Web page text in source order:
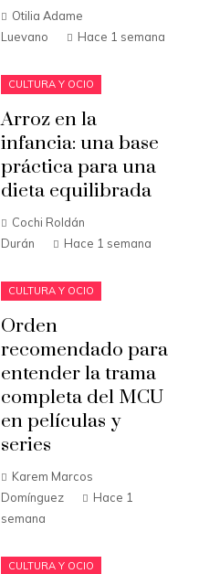
Otilia Adame
Luevano
Hace 1 semana
CULTURA Y OCIO
Arroz en la
infancia: una base
práctica para una
dieta equilibrada
Cochi Roldán
Durán
Hace 1 semana
CULTURA Y OCIO
Orden
recomendado para
entender la trama
completa del MCU
en películas y
series
Karem Marcos
Domínguez
Hace 1
semana
CULTURA Y OCIO